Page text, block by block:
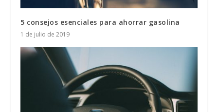
5 consejos esenciales para ahorrar gasolina
1 de julio de 2019